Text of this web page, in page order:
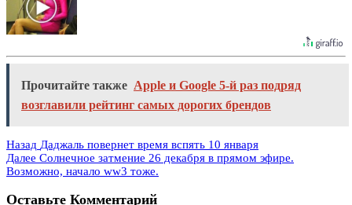
Прочитайте также Apple и Google 5-й раз подряд
возглавили рейтинг самых дорогих брендов
Назад Даджаль повернет время вспять 10 января
Далее Солнечное затмение 26 декабря в прямом эфире.
Возможно, начало ww3 тоже.
Оставьте Комментарий